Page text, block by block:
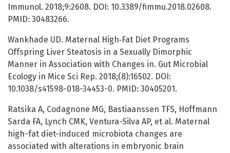
Immunol. 2018;9:2608. DOI: 10.3389/fimmu.2018.02608.
PMID: 30483266.
Wankhade UD. Maternal High‐Fat Diet Programs
Offspring Liver Steatosis in a Sexually Dimorphic
Manner in Association with Changes in. Gut Microbial
Ecology in Mice Sci Rep. 2018;(8):16502. DOI:
10.1038/s41598-018-34453-0. PMID: 30405201.
Ratsika A, Codagnone MG, Bastiaanssen TFS, Hoffmann
Sarda FA, Lynch CMK, Ventura-Silva AP, et al. Maternal
high-fat diet-induced microbiota changes are
associated with alterations in embryonic brain